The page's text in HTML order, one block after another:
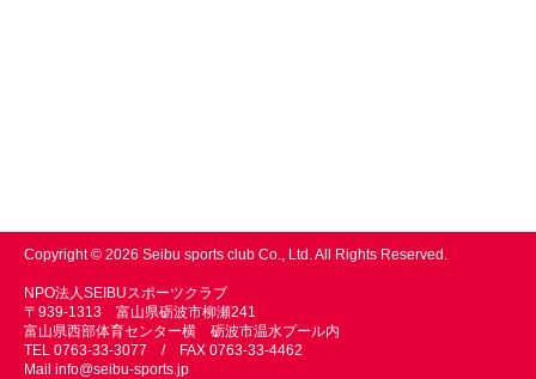
Copyright © 2026 Seibu sports club Co., Ltd. All Rights Reserved.
NPO法人SEIBUスポーツクラブ
〒939-1313 富山県砺波市柳瀬241
富山県西部体育センター横 砺波市温水プール内
TEL 0763-33-3077 / FAX 0763-33-4462
Mail info@seibu-sports.jp